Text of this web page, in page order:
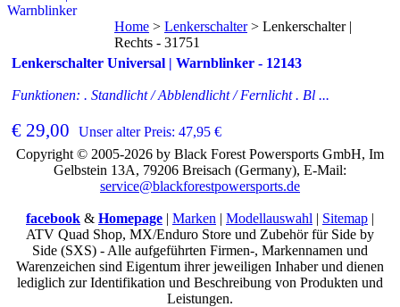
Lenkerschalter Universal | Warnblinker - 12143
Funktionen: . Standlicht / Abblendlicht / Fernlicht . Bl ...
€ 29,00 Unser alter Preis: 47,95 €
Home > Lenkerschalter > Lenkerschalter |
Rechts - 31751
Copyright © 2005-2026 by Black Forest Powersports GmbH, Im
Gelbstein 13A, 79206 Breisach (Germany), E-Mail:
service@blackforestpowersports.de
facebook & Homepage | Marken | Modellauswahl | Sitemap |
ATV Quad Shop, MX/Enduro Store und Zubehör für Side by
Side (SXS) - Alle aufgeführten Firmen-, Markennamen und
Warenzeichen sind Eigentum ihrer jeweiligen Inhaber und dienen
lediglich zur Identifikation und Beschreibung von Produkten und
Leistungen.